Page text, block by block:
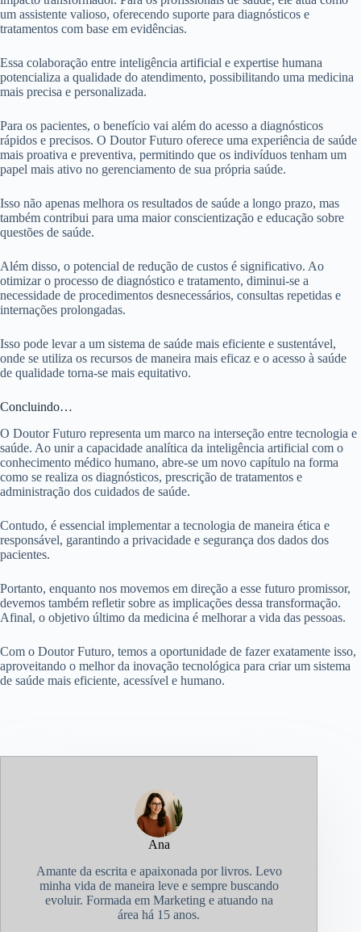
um assistente valioso, oferecendo suporte para diagnósticos e
tratamentos com base em evidências.
Essa colaboração entre inteligência artificial e expertise humana
potencializa a qualidade do atendimento, possibilitando uma medicina
mais precisa e personalizada.
Para os pacientes, o benefício vai além do acesso a diagnósticos
rápidos e precisos. O Doutor Futuro oferece uma experiência de saúde
mais proativa e preventiva, permitindo que os indivíduos tenham um
papel mais ativo no gerenciamento de sua própria saúde.
Isso não apenas melhora os resultados de saúde a longo prazo, mas
também contribui para uma maior conscientização e educação sobre
questões de saúde.
Além disso, o potencial de redução de custos é significativo. Ao
otimizar o processo de diagnóstico e tratamento, diminui-se a
necessidade de procedimentos desnecessários, consultas repetidas e
internações prolongadas.
Isso pode levar a um sistema de saúde mais eficiente e sustentável,
onde se utiliza os recursos de maneira mais eficaz e o acesso à saúde
de qualidade torna-se mais equitativo.
Concluindo…
O Doutor Futuro representa um marco na interseção entre tecnologia e
saúde. Ao unir a capacidade analítica da inteligência artificial com o
conhecimento médico humano, abre-se um novo capítulo na forma
como se realiza os diagnósticos, prescrição de tratamentos e
administração dos cuidados de saúde.
Contudo, é essencial implementar a tecnologia de maneira ética e
responsável, garantindo a privacidade e segurança dos dados dos
pacientes.
Portanto, enquanto nos movemos em direção a esse futuro promissor,
devemos também refletir sobre as implicações dessa transformação.
Afinal, o objetivo último da medicina é melhorar a vida das pessoas.
Com o Doutor Futuro, temos a oportunidade de fazer exatamente isso,
aproveitando o melhor da inovação tecnológica para criar um sistema
de saúde mais eficiente, acessível e humano.
Ana
Amante da escrita e apaixonada por livros. Levo
minha vida de maneira leve e sempre buscando
evoluir. Formada em Marketing e atuando na
área há 15 anos.